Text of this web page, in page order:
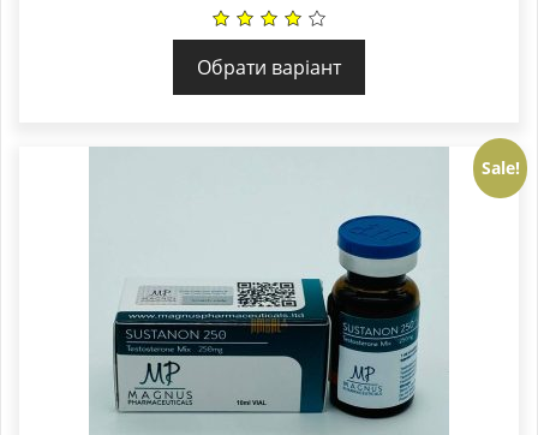
Обрати варіант
Sale!